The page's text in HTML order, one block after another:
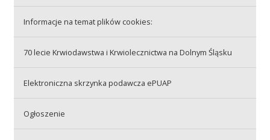
Akcje wyjazdowe
Informacje na temat plików cookies:
70 lecie Krwiodawstwa i Krwiolecznictwa na Dolnym Śląsku
Elektroniczna skrzynka podawcza ePUAP
Ogłoszenie